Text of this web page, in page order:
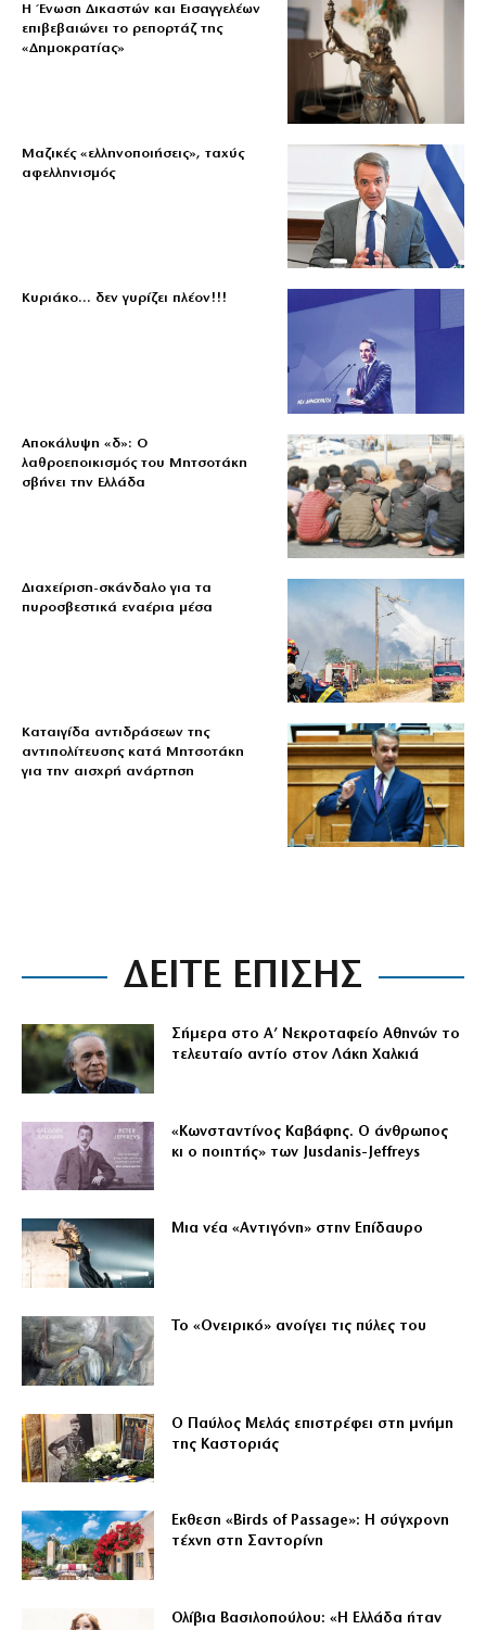
Η Ένωση Δικαστών και Εισαγγελέων
επιβεβαιώνει το ρεπορτάζ της
«Δημοκρατίας»
Μαζικές «ελληνοποιήσεις», ταχύς
αφελληνισμός
Κυριάκο… δεν γυρίζει πλέον!!!
Αποκάλυψη «δ»: Ο
λαθροεποικισμός του Μητσοτάκη
σβήνει την Ελλάδα
Διαχείριση-σκάνδαλο για τα
πυροσβεστικά εναέρια μέσα
Καταιγίδα αντιδράσεων της
αντιπολίτευσης κατά Μητσοτάκη
για την αισχρή ανάρτηση
ΔΕΙΤΕ ΕΠΙΣΗΣ
Σήμερα στο Α’ Νεκροταφείο Αθηνών το
τελευταίο αντίο στον Λάκη Χαλκιά
«Κωνσταντίνος Καβάφης. Ο άνθρωπος
κι ο ποιητής» των Jusdanis-Jeffreys
Μια νέα «Αντιγόνη» στην Επίδαυρο
Το «Ονειρικό» ανοίγει τις πύλες του
Ο Παύλος Μελάς επιστρέφει στη μνήμη
της Καστοριάς
Εκθεση «Birds of Passage»: Η σύγχρονη
τέχνη στη Σαντορίνη
Ολίβια Βασιλοπούλου: «Η Ελλάδα ήταν